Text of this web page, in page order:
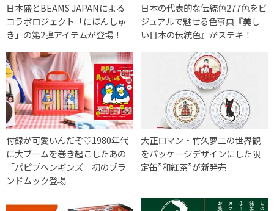
日本盛とBEAMS JAPANによる
コラボロジェクト「にほんしゅ
き」の第2弾アイテムが登場！
日本の代表的な伝統色277色をビ
ジュアルで魅せる色事典『美し
い日本の伝統色』がステキ！
付録が可愛いんだぞ♡1980年代
に大ブームを巻き起こしたあの
「パピプペンギンズ」初のブラ
ンドムック登場
大正ロマン・竹久夢二の世界観
をパッケージデザインにした限
定缶”和紅茶”が新発売